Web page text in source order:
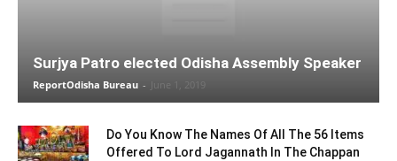
Surjya Patro elected Odisha Assembly Speaker
ReportOdisha Bureau - June 1, 2019
Do You Know The Names Of All The 56 Items
Offered To Lord Jagannath In The Chappan